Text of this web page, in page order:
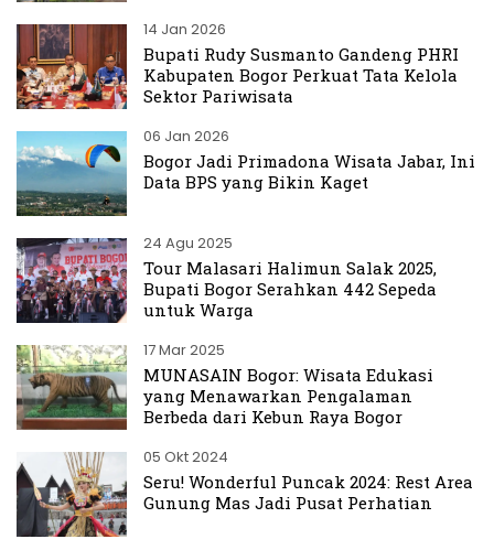
14 Jan 2026
Bupati Rudy Susmanto Gandeng PHRI
Kabupaten Bogor Perkuat Tata Kelola
Sektor Pariwisata
06 Jan 2026
Bogor Jadi Primadona Wisata Jabar, Ini
Data BPS yang Bikin Kaget
24 Agu 2025
Tour Malasari Halimun Salak 2025,
Bupati Bogor Serahkan 442 Sepeda
untuk Warga
17 Mar 2025
MUNASAIN Bogor: Wisata Edukasi
yang Menawarkan Pengalaman
Berbeda dari Kebun Raya Bogor
05 Okt 2024
Seru! Wonderful Puncak 2024: Rest Area
Gunung Mas Jadi Pusat Perhatian